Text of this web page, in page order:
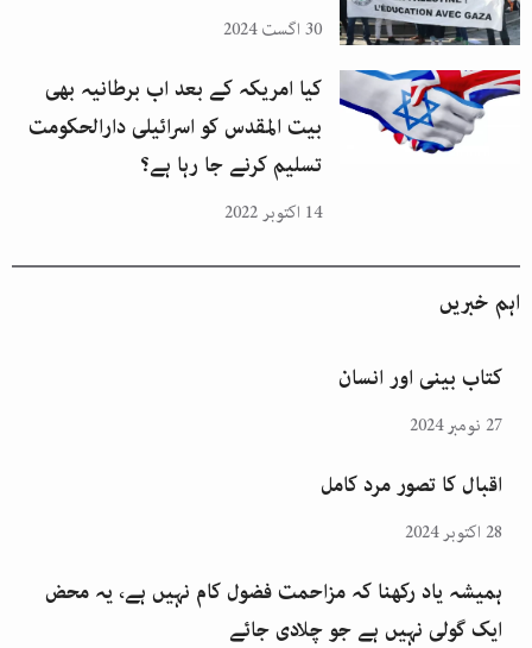
30 اگست 2024
کیا امریکہ کے بعد اب برطانیہ بھی
بیت المقدس کو اسرائیلی دارالحکومت
تسلیم کرنے جا رہا ہے؟
14 اکتوبر 2022
اہم خبریں
کتاب بینی اور انسان
27 نومبر 2024
اقبال کا تصور مرد کامل
28 اکتوبر 2024
ہمیشہ یاد رکھنا کہ مزاحمت فضول کام نہیں ہے، یہ محض
ایک گولی نہیں ہے جو چلادی جائے